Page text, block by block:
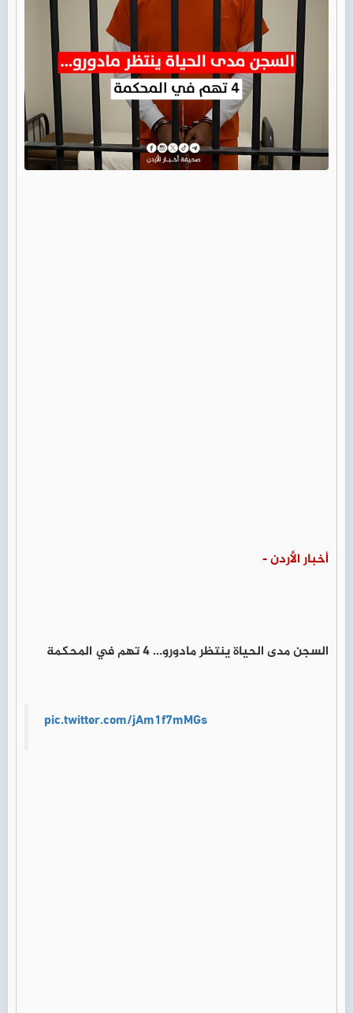
أخبار الأردن -
السجن مدى الحياة ينتظر مادورو... 4 تهم في المحكمة
pic.twitter.com/jAm1f7mMGs